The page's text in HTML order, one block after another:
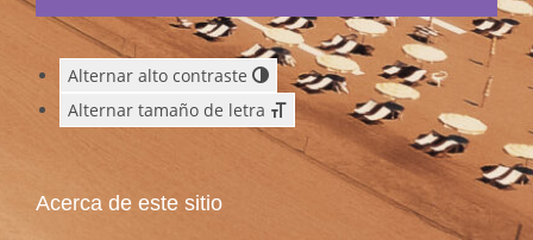
Alternar alto contraste
Alternar tamaño de letra
Acerca de este sitio